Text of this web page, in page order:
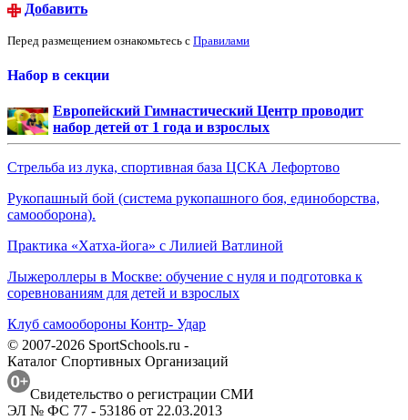
Добавить
Перед размещением ознакомьтесь с Правилами
Набор в секции
Европейский Гимнастический Центр проводит
набор детей от 1 года и взрослых
Стрельба из лука, спортивная база ЦСКА Лефортово
Рукопашный бой (система рукопашного боя, единоборства,
самооборона).
Практика «Хатха-йога» с Лилией Ватлиной
Лыжероллеры в Москве: обучение с нуля и подготовка к
соревнованиям для детей и взрослых
Клуб самообороны Контр- Удар
© 2007-2026 SportSchools.ru -
Каталог Спортивных Организаций
Свидетельство о регистрации СМИ
ЭЛ № ФС 77 - 53186 от 22.03.2013